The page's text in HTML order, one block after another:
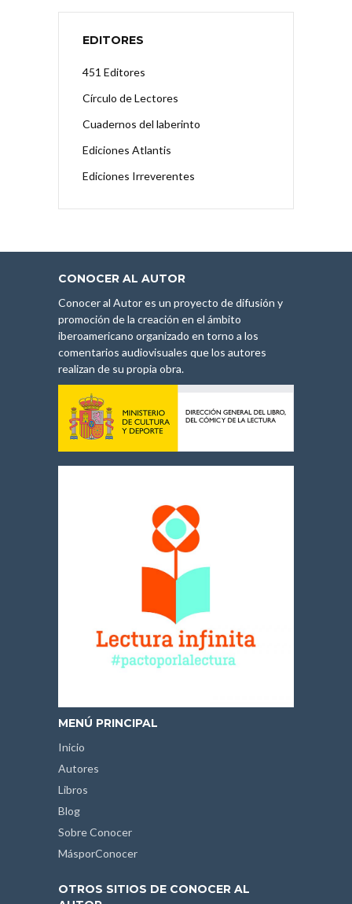
EDITORES
451 Editores
Círculo de Lectores
Cuadernos del laberinto
Ediciones Atlantis
Ediciones Irreverentes
CONOCER AL AUTOR
Conocer al Autor es un proyecto de difusión y
promoción de la creación en el ámbito
iberoamericano organizado en torno a los
comentarios audiovisuales que los autores
realizan de su propia obra.
MENÚ PRINCIPAL
Inicio
Autores
Libros
Blog
Sobre Conocer
MásporConocer
OTROS SITIOS DE CONOCER AL